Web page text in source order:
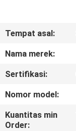
TENTANG
TUR
PABRIK
Tempat asal:
Nama merek:
Sertifikasi:
Nomor model:
Kuantitas min
Order: